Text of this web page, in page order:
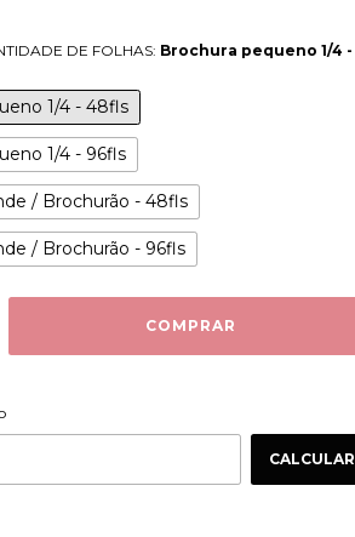
DE FOLHAS: Brochura pequeno 1/4 -
1/4 - 48fls
1/4 - 96fls
/ Brochurão - 48fls
/ Brochurão - 96fls
CALCULAR